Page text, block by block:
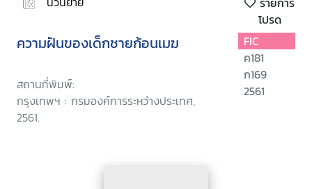
โปรด
ความฝันของเด็กชายก้อนเมฆ
สถานที่พิมพ์:
กรุงเทพฯ : กรมองค์การระหว่างประเทศ,
2561.
FIC
ค181
ก169
2561